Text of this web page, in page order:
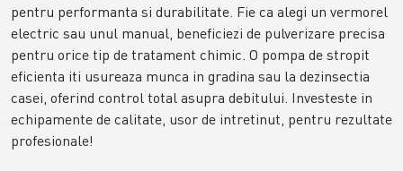
pentru performanta si durabilitate. Fie ca alegi un vermorel
electric sau unul manual, beneficiezi de pulverizare precisa
pentru orice tip de tratament chimic. O pompa de stropit
eficienta iti usureaza munca in gradina sau la dezinsectia
casei, oferind control total asupra debitului. Investeste in
echipamente de calitate, usor de intretinut, pentru rezultate
profesionale!